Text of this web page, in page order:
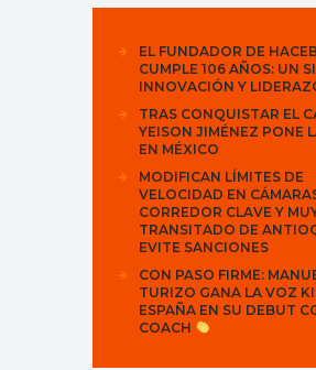
EL FUNDADOR DE
CUMPLE 106 AÑOS: UN
INNOVACIÓN Y
TRAS CONQUISTAR EL
YEISON JIMÉNEZ PONE
EN MÉXICO
MODIFICAN LÍMITES DE
VELOCIDAD EN
CORREDOR CLAVE Y
TRANSITADO DE
EVITE SANCIONES
CON PASO FIRME:
TURIZO GANA LA VOZ
ESPAÑA EN SU DEBUT
COACH